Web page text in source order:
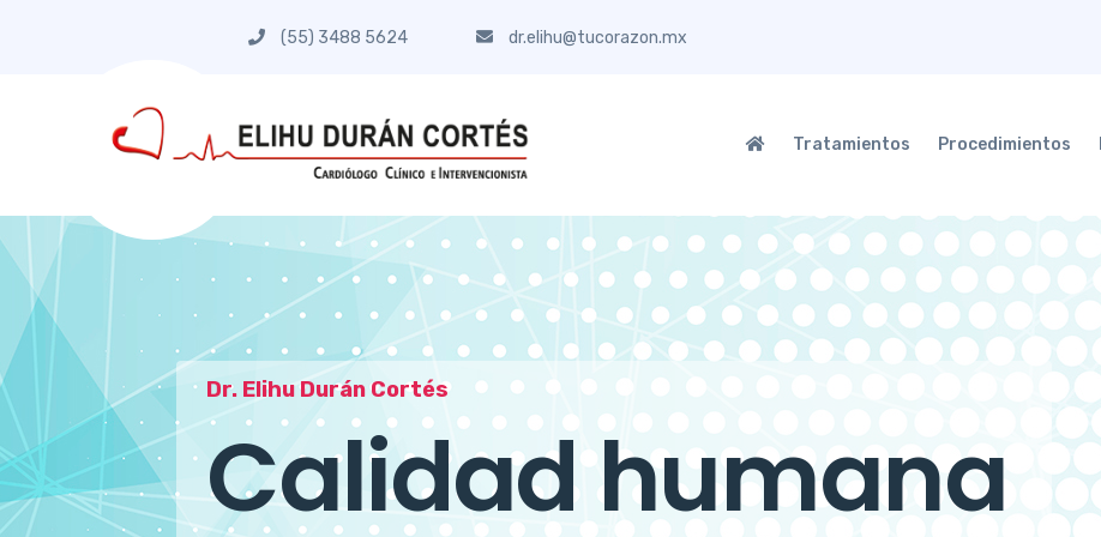
(55) 3488 5624 dr.elihu@tucorazon.mx
Tratamientos Procedimientos
Dr. Elihu Durán Cortés
Calidad humana
Dr. Elihu Durán Cortés
A tu cuidado
Dr. Elihu Durán Cortés
Aprecio por la